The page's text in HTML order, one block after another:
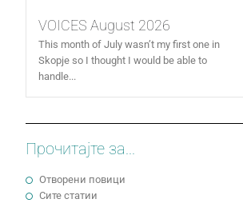
VOICES August 2026
This month of July wasn’t my first one in
Skopje so I thought I would be able to
handle...
Прочитајте за...
Отворени повици
Сите статии